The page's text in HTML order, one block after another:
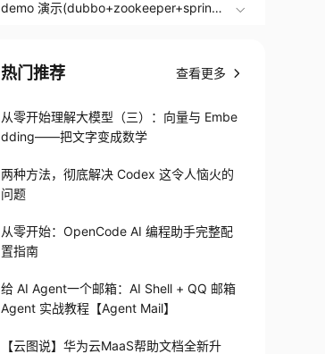
demo 演示(dubbo+zookeeper+springB
热门推荐 查看更多
从零开始理解大模型（三）：向量与 Embe
dding——把文字变成数学
两种方法，彻底解决 Codex 这令人恼火的
问题
从零开始：OpenCode AI 编程助手完整配
置指南
给 AI Agent一个邮箱：AI Shell + QQ 邮箱
Agent 实战教程【Agent Mail】
【云图说】华为云MaaS帮助文档全新升